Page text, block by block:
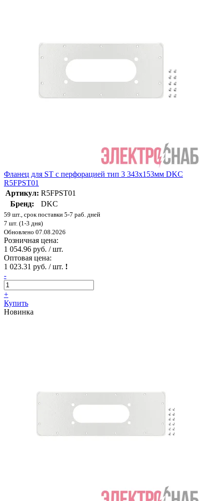
Фланец для ST с перфорацией тип 3 343х153мм DKC
R5FPST01
Артикул: R5FPST01
Бренд:
DKC
59 шт., срок поставки 5-7 раб. дней
7 шт. (1-3 дня)
Обновлено 07.08.2026
Розничная цена:
1 054.96 руб. / шт.
Оптовая цена:
1 023.31 руб. / шт. !
-
+
Купить
Новинка